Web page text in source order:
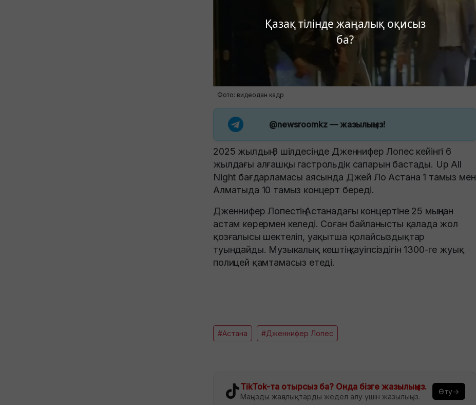
Қазақ тілінде жаңалық оқисыз
ба?
Фото: видеодан кадр
@newsroomkz— жазылыңыз!
2025 жылдың 8 шілдесінде Дженнифер Лопес кейінгі 6
жылдағы алғашқы гастрольдік сапарын бастады. Up All
Night бағдарламасы аясында Джей Ло Астана 1 тамыз мен
Алматыда 10 тамыз концерт береді.
Дженнифер Лопестің Астанадағы концертіне 25 мыңнан
астам көрермен келеді. Соған байланысты қалада жол
қозғалысы шектеліп, уақытша қолайсыздықтар
туындайды. Музыкалық кештің қауіпсіздігін 1300-ге жуық
полицей қамтамасыз етеді.
#Астана #Дженнифер Лопес
TikTok-та отырсыз ба? Онда бізге жазылыңыз.
Маңызды жаңалықтарды жедел алу үшін жазылыңыз.
Өту→